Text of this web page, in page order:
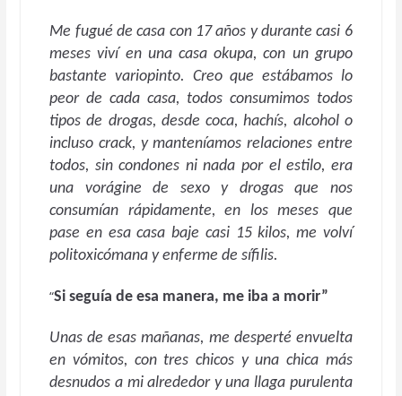
Me fugué de casa con 17 años y durante casi 6
meses viví en una casa okupa, con un grupo
bastante variopinto. Creo que estábamos lo
peor de cada casa, todos consumimos todos
tipos de drogas, desde coca, hachís, alcohol o
incluso crack, y manteníamos relaciones entre
todos, sin condones ni nada por el estilo, era
una vorágine de sexo y drogas que nos
consumían rápidamente, en los meses que
pase en esa casa baje casi 15 kilos, me volví
politoxicómana y enferme de sífilis.
“Si seguía de esa manera, me iba a morir”
Unas de esas mañanas, me desperté envuelta
en vómitos, con tres chicos y una chica más
desnudos a mi alrededor y una llaga purulenta